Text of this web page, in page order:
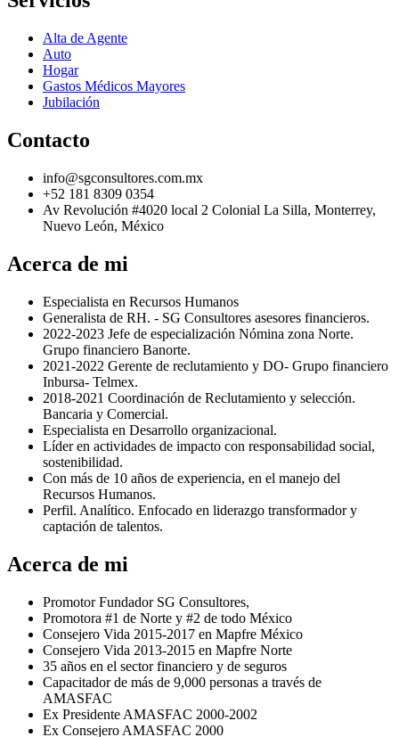
Alta de Agente
Auto
Hogar
Gastos Médicos Mayores
Jubilación
Contacto
info@sgconsultores.com.mx
+52 181 8309 0354
Av Revolución #4020 local 2 Colonial La Silla, Monterrey,
Nuevo León, México
Acerca de mi
Especialista en Recursos Humanos
Generalista de RH. - SG Consultores asesores financieros.
2022-2023 Jefe de especialización Nómina zona Norte.
Grupo financiero Banorte.
2021-2022 Gerente de reclutamiento y DO- Grupo financiero
Inbursa- Telmex.
2018-2021 Coordinación de Reclutamiento y selección.
Bancaria y Comercial.
Especialista en Desarrollo organizacional.
Líder en actividades de impacto con responsabilidad social,
sostenibilidad.
Con más de 10 años de experiencia, en el manejo del
Recursos Humanos.
Perfil. Analítico. Enfocado en liderazgo transformador y
captación de talentos.
Acerca de mi
Promotor Fundador SG Consultores,
Promotora #1 de Norte y #2 de todo México
⁠Consejero Vida 2015-2017 en Mapfre México
Consejero Vida 2013-2015 en Mapfre Norte
35 años en el sector financiero y de seguros
Capacitador de más de 9,000 personas a través de
AMASFAC
Ex Presidente AMASFAC 2000-2002
⁠Ex Consejero AMASFAC 2000